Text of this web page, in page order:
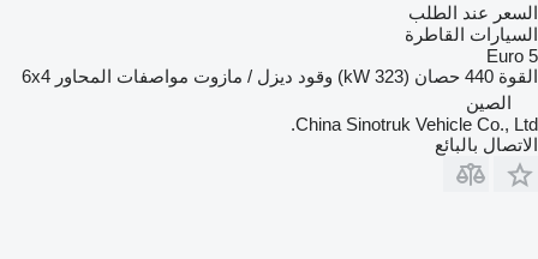
السعر عند الطلب
السيارات القاطرة
Euro 5
القوة 440 حصان (323 kW) وقود ديزل / مازوت مواصفات المحاور 6x4
الصين
China Sinotruk Vehicle Co., Ltd.
الاتصال بالبائع